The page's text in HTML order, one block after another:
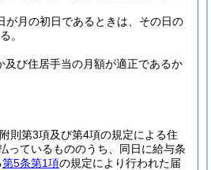
が月の初日であるときは、その日の
。
び住居手当の月額が適正であるか
附則第3項及び第4項の規定による住
っているもののうち、同日に給与条
第5条第1項の規定により行われた届